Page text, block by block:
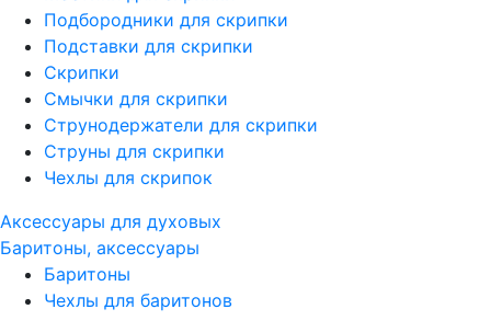
Подбородники для скрипки
Подставки для скрипки
Скрипки
Смычки для скрипки
Струнодержатели для скрипки
Струны для скрипки
Чехлы для скрипок
Аксессуары для духовых
Баритоны, аксессуары
Баритоны
Чехлы для баритонов